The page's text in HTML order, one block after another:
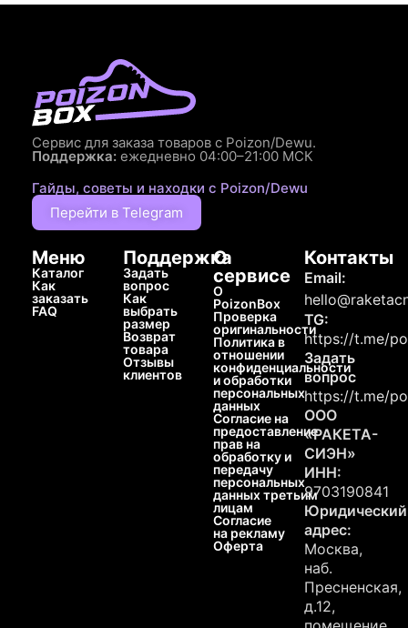
Сервис для заказа товаров с Poizon/Dewu.
Поддержка: ежедневно 04:00–21:00 МСК
Гайды, советы и находки с Poizon/Dewu
Перейти в Telegram
Меню
Каталог
Как
заказать
FAQ
Поддержка
Задать
вопрос
Как
выбрать
размер
Возврат
товара
Отзывы
клиентов
О
сервисе
О
PoizonBox
Проверка
оригинальности
Политика в
отношении
конфиденциальности
и обработки
персональных
данных
Согласие на
предоставление
прав на
обработку и
передачу
персональных
данных третьим
лицам
Согласие
на рекламу
Оферта
Контакты
Email:
TG:
https://t.me/
Задать
вопрос
https://t.me/
ООО
«РАКЕТА-
СИЭН»
ИНН:
9703190841
Юридический
адрес:
Москва,
наб.
Пресненская,
д.12,